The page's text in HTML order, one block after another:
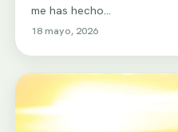
me has hecho…
18 mayo, 2026